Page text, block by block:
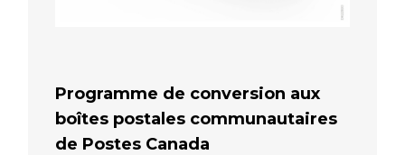
Programme de conversion aux
boîtes postales communautaires
de Postes Canada